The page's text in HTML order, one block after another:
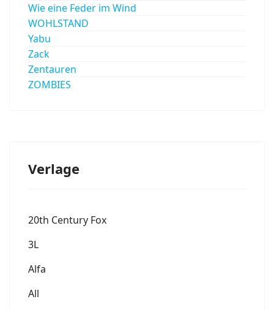
Wie eine Feder im Wind
WOHLSTAND
Yabu
Zack
Zentauren
ZOMBIES
Verlage
20th Century Fox
3L
Alfa
All